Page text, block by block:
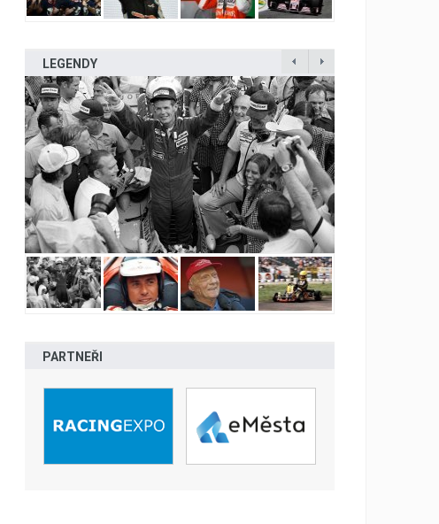
LEGENDY
PARTNEŘI